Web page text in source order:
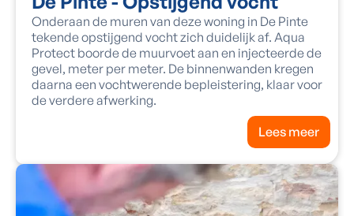
Onderaan de muren van deze woning in De Pinte
tekende opstijgend vocht zich duidelijk af. Aqua
Protect boorde de muurvoet aan en injecteerde de
gevel, meter per meter. De binnenwanden kregen
daarna een vochtwerende bepleistering, klaar voor
de verdere afwerking.
Lees meer